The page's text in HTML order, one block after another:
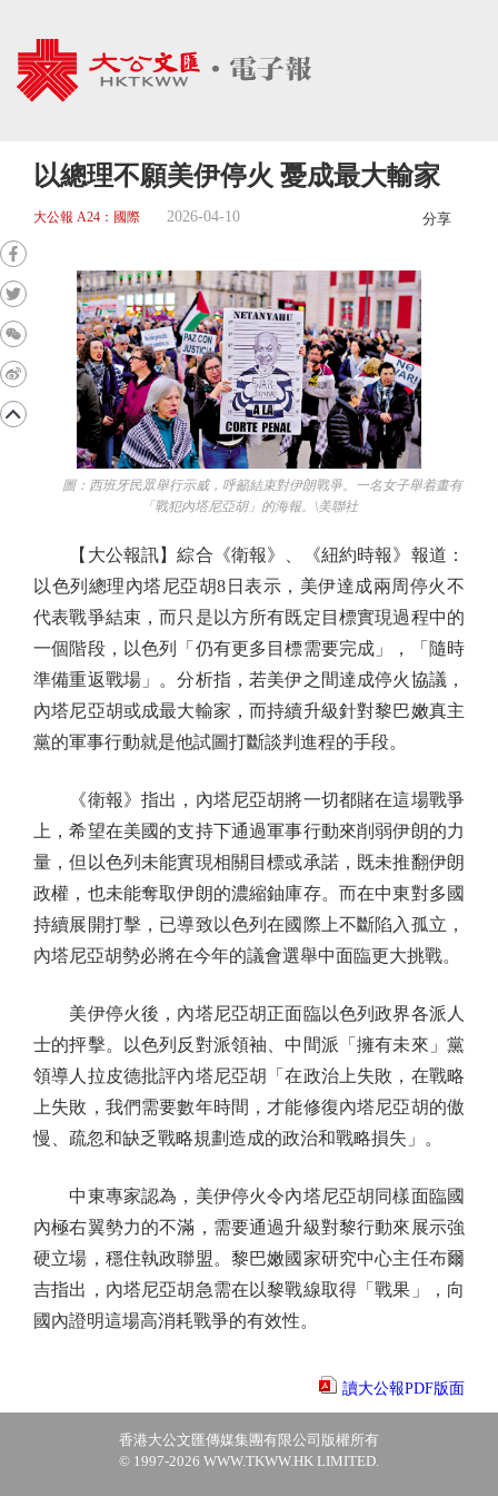
以總理不願美伊停火 憂成最大輸家
大公報 A24：國際 2026-04-10 分享
圖：西班牙民眾舉行示威，呼籲結束對伊朗戰爭。一名女子舉着畫有
「戰犯內塔尼亞胡」的海報。\美聯社
【大公報訊】綜合《衛報》、《紐約時報》報道：
以色列總理內塔尼亞胡8日表示，美伊達成兩周停火不
代表戰爭結束，而只是以方所有既定目標實現過程中的
一個階段，以色列「仍有更多目標需要完成」，「隨時
準備重返戰場」。分析指，若美伊之間達成停火協議，
內塔尼亞胡或成最大輸家，而持續升級針對黎巴嫩真主
黨的軍事行動就是他試圖打斷談判進程的手段。
《衛報》指出，內塔尼亞胡將一切都賭在這場戰爭
上，希望在美國的支持下通過軍事行動來削弱伊朗的力
量，但以色列未能實現相關目標或承諾，既未推翻伊朗
政權，也未能奪取伊朗的濃縮鈾庫存。而在中東對多國
持續展開打擊，已導致以色列在國際上不斷陷入孤立，
內塔尼亞胡勢必將在今年的議會選舉中面臨更大挑戰。
美伊停火後，內塔尼亞胡正面臨以色列政界各派人
士的抨擊。以色列反對派領袖、中間派「擁有未來」黨
領導人拉皮德批評內塔尼亞胡「在政治上失敗，在戰略
上失敗，我們需要數年時間，才能修復內塔尼亞胡的傲
慢、疏忽和缺乏戰略規劃造成的政治和戰略損失」。
中東專家認為，美伊停火令內塔尼亞胡同樣面臨國
內極右翼勢力的不滿，需要通過升級對黎行動來展示強
硬立場，穩住執政聯盟。黎巴嫩國家研究中心主任布爾
吉指出，內塔尼亞胡急需在以黎戰線取得「戰果」，向
國內證明這場高消耗戰爭的有效性。
讀大公報PDF版面
香港大公文匯傳媒集團有限公司版權所有
© 1997-2026 WWW.TKWW.HK LIMITED.